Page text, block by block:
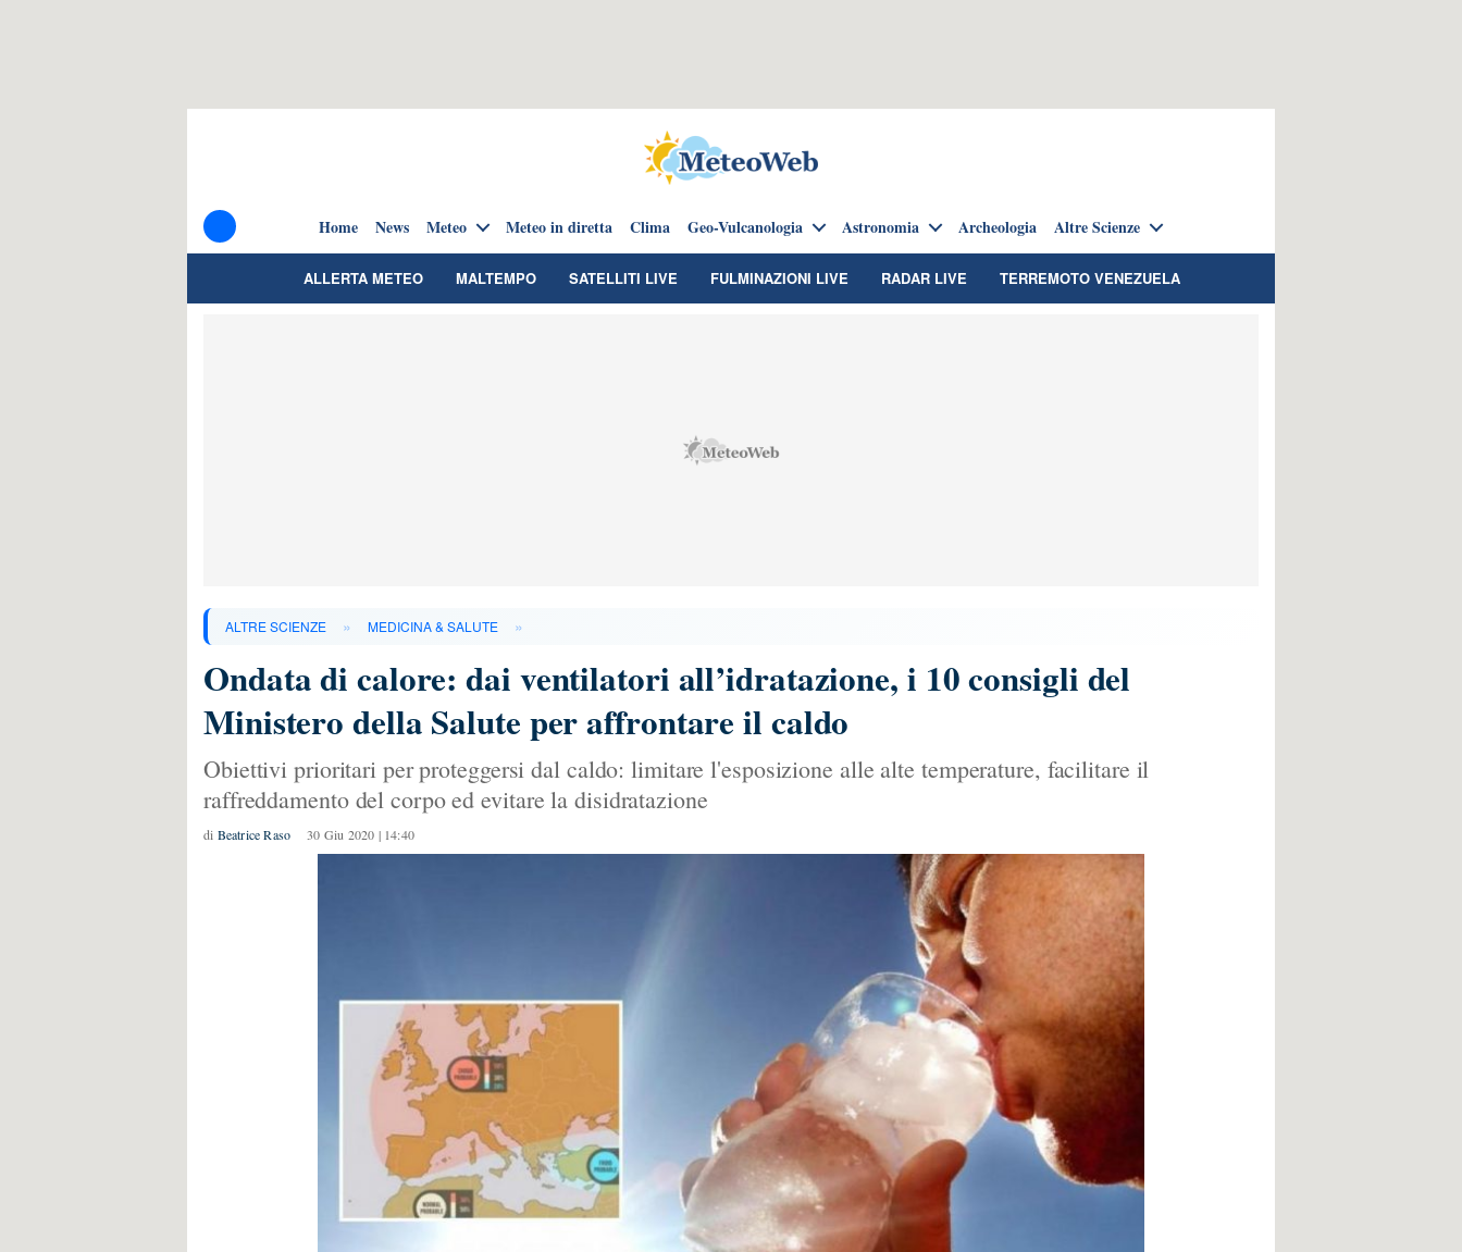
Home News Meteo Meteo in diretta Clima Geo-Vulcanologia Astronomia Archeologia Altre Scienze
ALLERTA METEO MALTEMPO SATELLITI LIVE FULMINAZIONI LIVE RADAR LIVE TERREMOTO VENEZUELA
ALTRE SCIENZE » MEDICINA & SALUTE »
Ondata di calore: dai ventilatori all’idratazione, i 10 consigli del
Ministero della Salute per affrontare il caldo
Obiettivi prioritari per proteggersi dal caldo: limitare l'esposizione alle alte temperature, facilitare il
raffreddamento del corpo ed evitare la disidratazione
di Beatrice Raso 30 Giu 2020 | 14:40